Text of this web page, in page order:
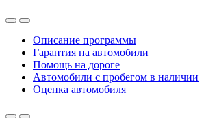
Описание программы
Гарантия на автомобили
Помощь на дороге
Автомобили с пробегом в наличии
Оценка автомобиля